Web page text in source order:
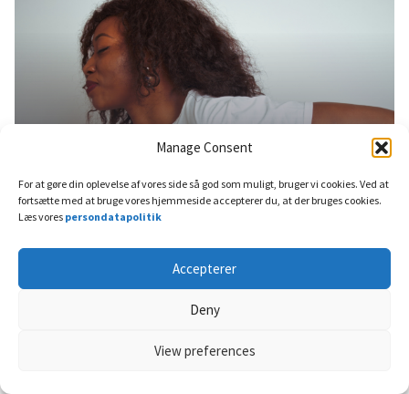
Manage Consent
For at gøre din oplevelse af vores side så god som muligt, bruger vi cookies. Ved at
fortsætte med at bruge vores hjemmeside accepterer du, at der bruges cookies.
Læs vores persondatapolitik
Accepterer
Deny
View preferences
Rygsmerter kan være en
inflammationssygdom, der er svær